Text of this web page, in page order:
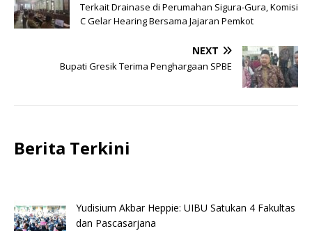
Terkait Drainase di Perumahan Sigura-Gura, Komisi
C Gelar Hearing Bersama Jajaran Pemkot
NEXT
Bupati Gresik Terima Penghargaan SPBE
Berita Terkini
Yudisium Akbar Heppie: UIBU Satukan 4 Fakultas
dan Pascasarjana